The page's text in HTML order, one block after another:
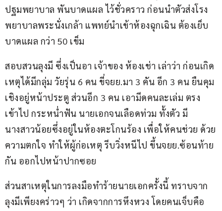
ปฐมพยาบาล พันบาดแผล ไว้ชั่วคราว ก่อนนำตัวส่งโรง
พยาบาลพระนั่งเกล้า แพทย์นำเข้าห้องฉุกเฉิน ต้องเย็บ
บาดแผล กว่า 50 เข็ม
สอบสวนลุงมี ซึ่งเป็นอา เจ้าของ ห้องเช่า เล่าว่า ก่อนเกิด
เหตุได้มีกลุ่ม วัยรุ่น 6 คน ขี่จยย.มา 3 คัน อีก 3 คน ยืนคุม
เชิงอยู่หน้าประตู ส่วนอีก 3 คน เอามีดคนละเล่ม ตรง
เข้าไป กระหน่ำฟัน นายเอกจนเลือดท่วม ทั้งตัว มี
นางสาวน้อยซึ่งอยู่ในห้องตะโกนร้อง เพื่อให้คนช่วย ด้วย
ความตกใจ ทำให้ผู้ก่อเหตุ รีบวิ่งหนีไป ขึ้นจยย.ซ้อนท้าย
กัน ออกไปหน้าปากซอย
ส่วนสาเหตุในการลงมือทำร้ายนายเอกครั้งนี้ ทราบจาก
ลุงมีเพียงคร่าวๆ ว่า เกิดจากการหึงหวง โดยคนเจ็บคือ